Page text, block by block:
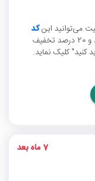
می‌توانید اینکد
را برای تمامی اشتراک‌ها اعمال کنید و 20 درصد تخفیف
کنید" کلیک نماید.
7 ماه بعد